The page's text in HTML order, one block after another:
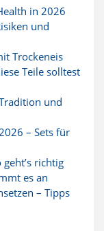
in 2026
und
Trockeneis
Teile solltest
und
– Sets für
richtig
es an
– Tipps